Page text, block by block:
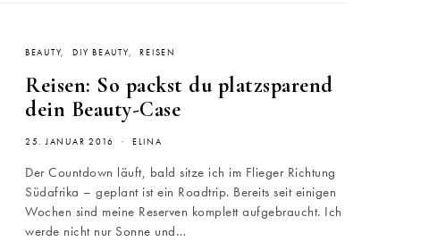
BEAUTY DIY BEAUTY REISEN
Reisen: So packst du platzsparend
dein Beauty-Case
25. JANUAR 2016 ELINA
Der Countdown läuft, bald sitze ich im Flieger Richtung
Südafrika – geplant ist ein Roadtrip. Bereits seit einigen
Wochen sind meine Reserven komplett aufgebraucht. Ich
werde nicht nur Sonne und…